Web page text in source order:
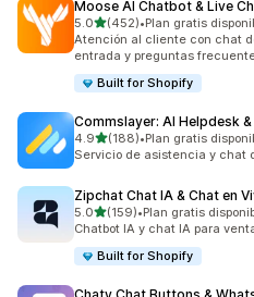
Moose AI Chatbot & Live
5.0de 5 estrellas
(452)
452 reseñas en total
•Plan gratis
Atención al cliente con chat
entrada y preguntas
Built for Shopify
Commslayer: AI Helpdesk
4.9de 5 estrellas
(188)
188 reseñas en total
•Plan gratis
Servicio de asistencia y chat
Zipchat Chat IA & Chat en
5.0de 5 estrellas
(159)
159 reseñas en total
•Plan gratis
Chatbot IA y chat IA para
Built for Shopify